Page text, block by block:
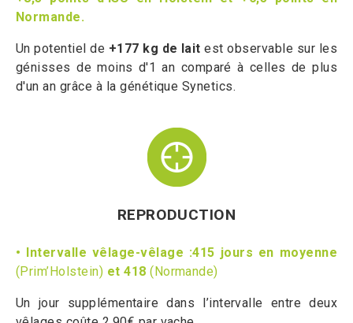
Normande.
Un potentiel de +177 kg de lait est observable sur les
génisses de moins d'1 an comparé à celles de plus
d'un an grâce à la génétique Synetics.
REPRODUCTION
• Intervalle vêlage-vêlage :415 jours en moyenne
(Prim’Holstein) et 418(Normande)
Un jour supplémentaire dans l’intervalle entre deux